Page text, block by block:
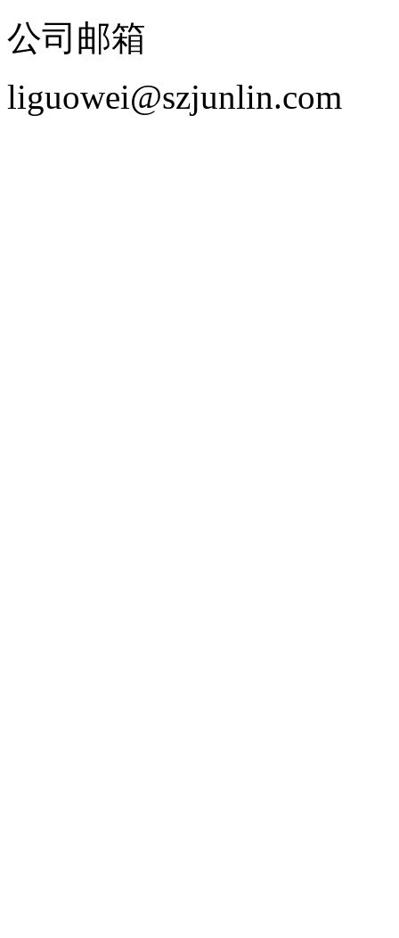
公司邮箱
liguowei@szjunlin.com